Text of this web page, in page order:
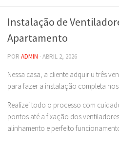
Instalação de
Apartamento
POR ADMIN · ABRIL 2, 2026
Nessa casa, a cliente adquiriu três
para fazer a instalação completa
Realizei todo o processo com
pontos até a fixação dos
alinhamento e perfeito